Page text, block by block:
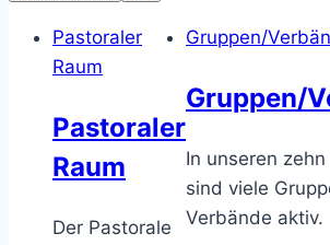
Pastoraler
Raum
Pastoraler
Raum
Der Pastorale
Gruppen/
Gruppen/
In unseren
sind viele
Verbände aktiv.